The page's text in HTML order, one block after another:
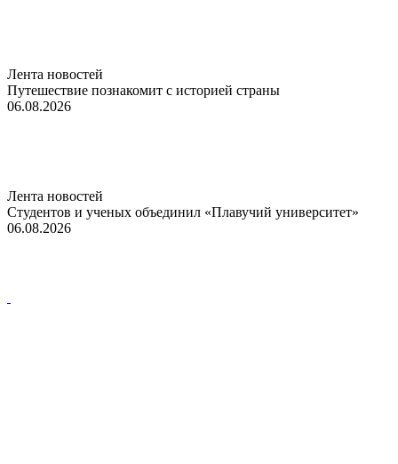
Лента новостей
Путешествие познакомит с историей страны
06.08.2026
Лента новостей
Студентов и ученых объединил «Плавучий университет»
06.08.2026